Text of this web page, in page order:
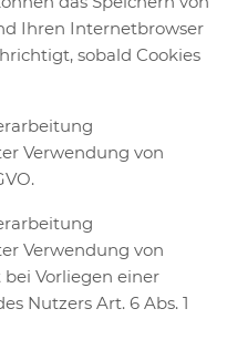
Ihren Internetbrowser
sobald Cookies
Verwendung von
Verwendung von
bei Vorliegen einer
Nutzers Art. 6 Abs. 1